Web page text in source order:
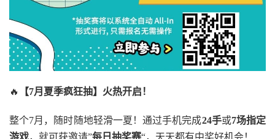
🔥 【7月夏季疯狂抽】火热开启！
整个7月，随时随地轻滑一夏！通过手机完成24手或7场指定